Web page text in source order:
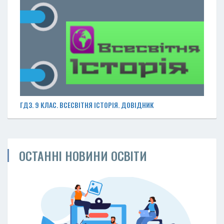
ГДЗ. 9 КЛАС. ВСЕСВІТНЯ ІСТОРІЯ. ДОВІДНИК
ОСТАННІ НОВИНИ ОСВІТИ